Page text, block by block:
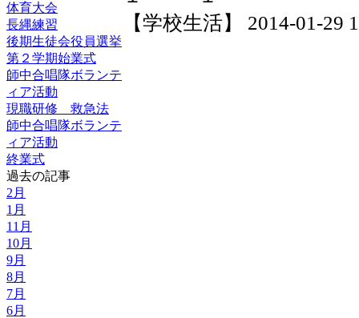
体育大会
長縄練習
後期生徒会役員選挙
第２学期始業式
師中合唱隊ボランテ
ィア活動
現職研修 救急法
師中合唱隊ボランテ
ィア活動
終業式
過去の記事
2月
1月
11月
10月
9月
8月
7月
6月
【学校生活】 2014-01-29